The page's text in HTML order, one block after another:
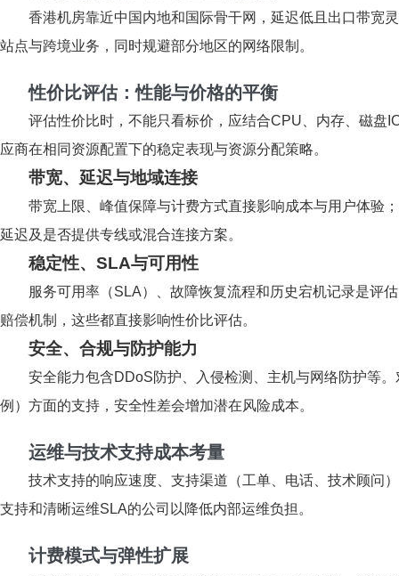
香港机房靠近中国内地和国际骨干网，延迟低且出口带宽
站点与跨境业务，同时规避部分地区的网络限制。
性价比评估：性能与价格的平衡
评估性价比时，不能只看标价，应结合CPU、内存、磁盘
应商在相同资源配置下的稳定表现与资源分配策略。
带宽、延迟与地域连接
带宽上限、峰值保障与计费方式直接影响成本与用户体验
延迟及是否提供专线或混合连接方案。
稳定性、SLA与可用性
服务可用率（SLA）、故障恢复流程和历史宕机记录是评
赔偿机制，这些都直接影响性价比评估。
安全、合规与防护能力
安全能力包含DDoS防护、入侵检测、主机与网络防护等
例）方面的支持，安全性差会增加潜在风险成本。
运维与技术支持成本考量
技术支持的响应速度、支持渠道（工单、电话、技术顾问
支持和清晰运维SLA的公司以降低内部运维负担。
计费模式与弹性扩展